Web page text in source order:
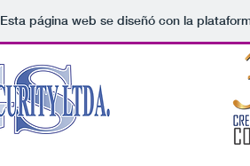
Esta página web se diseñó con la